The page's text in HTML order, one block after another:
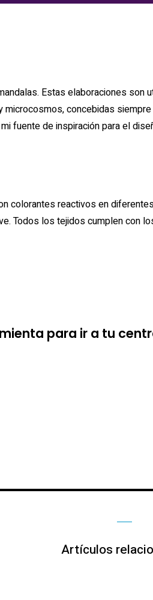
Estas elaboraciones son
concebidas
fuente de inspiración para el
colorantes reactivos en
Todos los tejidos cumplen con
para ir a tu
Artículos